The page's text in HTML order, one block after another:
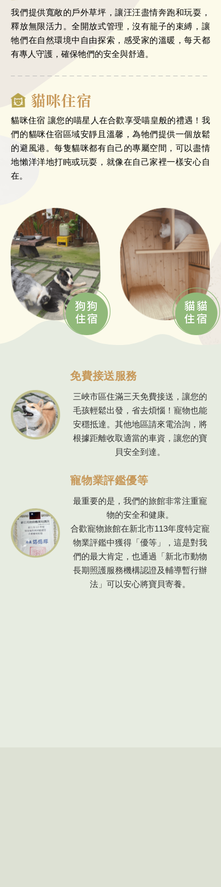
我們提供寬敞的戶外草坪，讓汪汪盡情奔跑和玩耍，
釋放無限活力。全開放式管理，沒有籠子的束縛，讓
牠們在自然環境中自由探索，感受家的溫暖，每天都
有專人守護，確保牠們的安全與舒適。
貓咪住宿
貓咪住宿 讓您的喵星人在合歡享受喵皇般的禮遇！我
們的貓咪住宿區域安靜且溫馨，為牠們提供一個放鬆
的避風港。每隻貓咪都有自己的專屬空間，可以盡情
地懶洋洋地打盹或玩耍，就像在自己家裡一樣安心自
在。
狗狗
住宿
貓貓
住宿
免費接送服務
三峽市區住滿三天免費接送，讓您的
毛孩輕鬆出發，省去煩惱！寵物也能
安穩抵達。其他地區請來電洽詢，將
根據距離收取適當的車資，讓您的寶
貝安全到達。
寵物業評鑑優等
最重要的是，我們的旅館非常注重寵
物的安全和健康。
合歡寵物旅館在新北市113年度特定寵
物業評鑑中獲得「優等」，這是對我
們的最大肯定，也通過「新北市動物
長期照護服務機構認證及輔導暫行辦
法」可以安心將寶貝寄養。